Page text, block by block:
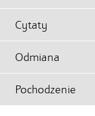
Cytaty
Odmiana
Pochodzenie